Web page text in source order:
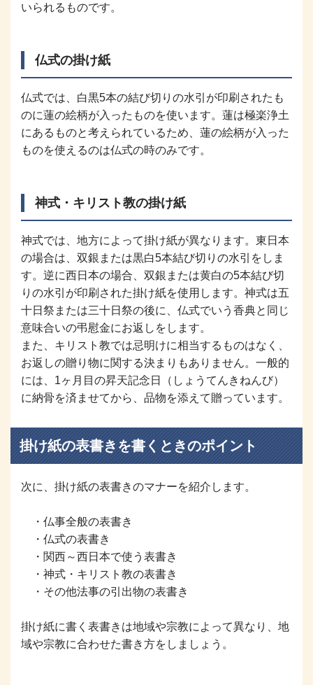
いられるものです。
仏式の掛け紙
仏式では、白黒5本の結び切りの水引が印刷されたも
のに蓮の絵柄が入ったものを使います。蓮は極楽浄土
にあるものと考えられているため、蓮の絵柄が入った
ものを使えるのは仏式の時のみです。
神式・キリスト教の掛け紙
神式では、地方によって掛け紙が異なります。東日本
の場合は、双銀または黒白5本結び切りの水引をしま
す。逆に西日本の場合、双銀または黄白の5本結び切
りの水引が印刷された掛け紙を使用します。神式は五
十日祭または三十日祭の後に、仏式でいう香典と同じ
意味合いの弔慰金にお返しをします。
また、キリスト教では忌明けに相当するものはなく、
お返しの贈り物に関する決まりもありません。一般的
には、1ヶ月目の昇天記念日（しょうてんきねんび）
に納骨を済ませてから、品物を添えて贈っています。
掛け紙の表書きを書くときのポイント
次に、掛け紙の表書きのマナーを紹介します。
・仏事全般の表書き
・仏式の表書き
・関西～西日本で使う表書き
・神式・キリスト教の表書き
・その他法事の引出物の表書き
掛け紙に書く表書きは地域や宗教によって異なり、地
域や宗教に合わせた書き方をしましょう。